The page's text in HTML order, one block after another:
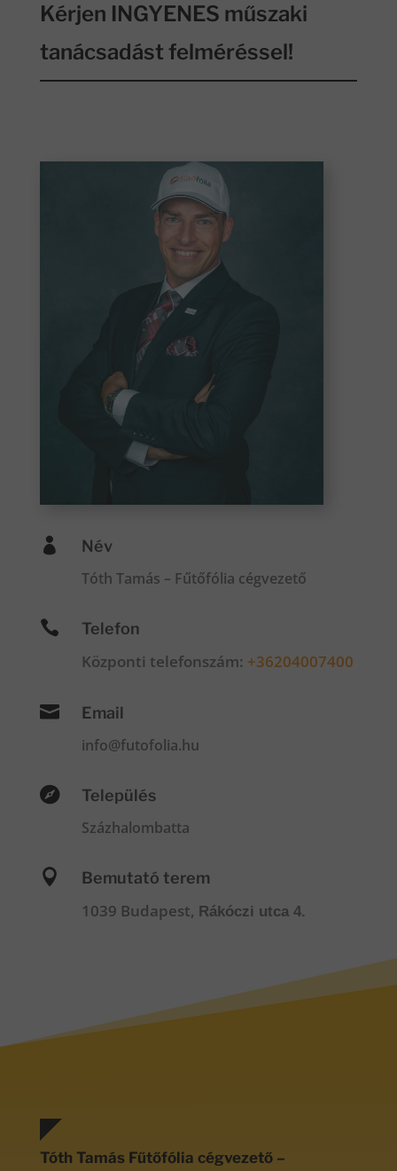
Kérjen INGYENES műszaki
tanácsadást felméréssel!
 Név
Tóth Tamás – Fűtőfólia cégvezető
 Telefon
Központi telefonszám: +36204007400
 Email
info@futofolia.hu
 Település
Százhalombatta
 Bemutató terem
1039 Budapest, Rákóczi utca 4.
Tóth Tamás Fűtőfólia cégvezető –